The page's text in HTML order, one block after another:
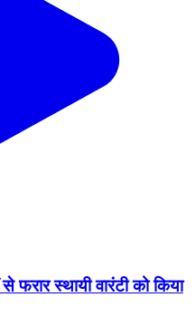
स्थायी वारंटी को किया